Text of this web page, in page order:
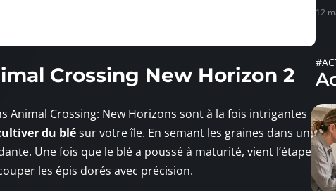
Crossing New Horizon 2
Animal Crossing: New Horizons sont à la fois intrigantes
du blésur votre île. En semant les graines dans un
Une fois que le blé a poussé à maturité, vient l’étape
les épis dorés avec précision.
12